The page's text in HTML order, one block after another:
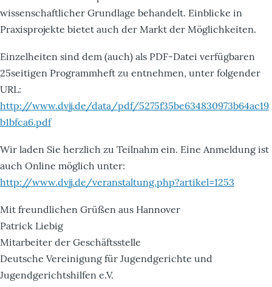
wissenschaftlicher Grundlage behandelt. Einblicke in
Praxisprojekte bietet auch der Markt der Möglichkeiten.
Einzelheiten sind dem (auch) als PDF-Datei verfügbaren
25seitigen Programmheft zu entnehmen, unter folgender
URL:
http://www.dvjj.de/data/pdf/5275f35be634830973b64ac19
b1bfca6.pdf
Wir laden Sie herzlich zu Teilnahm ein. Eine Anmeldung ist
auch Online möglich unter:
http://www.dvjj.de/veranstaltung.php?artikel=1253
Mit freundlichen Grüßen aus Hannover
Patrick Liebig
Mitarbeiter der Geschäftsstelle
Deutsche Vereinigung für Jugendgerichte und
Jugendgerichtshilfen e.V.